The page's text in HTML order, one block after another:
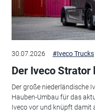
30.07.2026 #Iveco Trucks
Der Iveco
Der große niederländische
Hauben-Umbau für das
Iveco vor und knüpft damit